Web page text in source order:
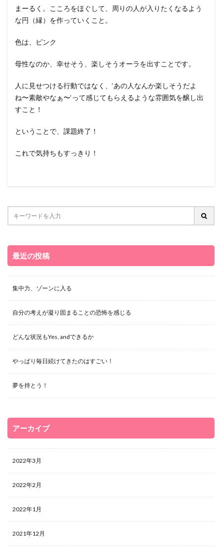
まーるく。こころをほぐして、周りの人が入りたくなるよう
な円（縁）を作っていくこと。
色は、ピンク
母性なのか、幸せそう、楽しそうオーラを出すことです。
人に見せつける行動ではなく、‘あの人なんか楽しそうだよ
ね〜素敵やなぁ〜‘って感じてもらえるような雰囲気を醸し出
すこと！
ということで、課題終了！
これで気持ちもすっきり！
最近の投稿
集中力、ゾーンに入る
自分の考えが凝り固まることの恐怖を感じる
どんな状況もYes, andできるか
やっぱり毎日続けてきたのはすごい！
夢を持とう！
アーカイブ
2022年3月
2022年2月
2022年1月
2021年12月